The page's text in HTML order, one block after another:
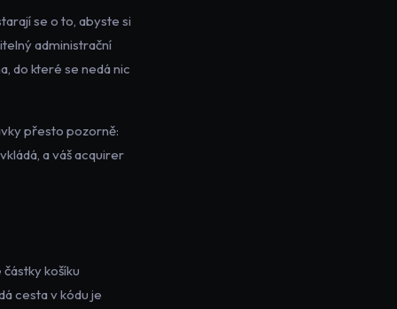
se o to, abyste si
administrační
do které se nedá nic
přesto pozorně:
a váš acquirer
košíku
cesta v kódu je